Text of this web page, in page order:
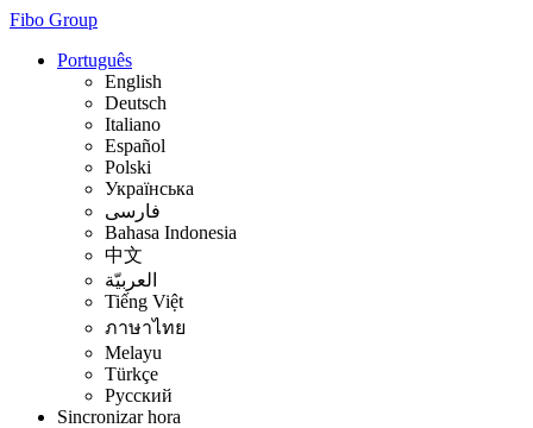
Fibo Group
Português
English
Deutsch
Italiano
Español
Polski
Українська
فارسی
Bahasa Indonesia
中文
العربيّة
Tiếng Việt
ภาษาไทย
Melayu
Türkçe
Русский
Sincronizar hora